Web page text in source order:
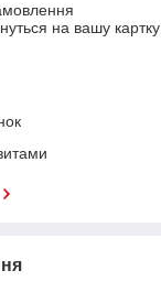
на вашу картку